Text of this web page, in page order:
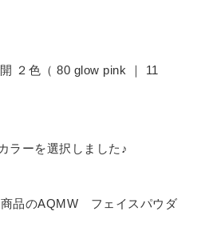
２色（ 80 glow pink ｜ 11
ラーを選択しました♪